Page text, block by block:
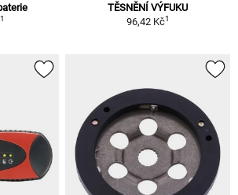
1
TĚSNĚNÍ VÝFUKU
96,42 Kč1